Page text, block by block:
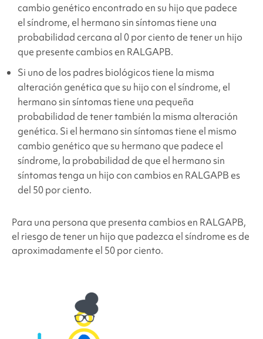
cambio genético encontrado en su hijo que padece
el síndrome, el hermano sin síntomas tiene una
probabilidad cercana al 0 por ciento de tener un hijo
que presente cambios en RALGAPB.
Si uno de los padres biológicos tiene la misma
alteración genética que su hijo con el síndrome, el
hermano sin síntomas tiene una pequeña
probabilidad de tener también la misma alteración
genética. Si el hermano sin síntomas tiene el mismo
cambio genético que su hermano que padece el
síndrome, la probabilidad de que el hermano sin
síntomas tenga un hijo con cambios en RALGAPB es
del 50 por ciento.
Para una persona que presenta cambios en RALGAPB,
el riesgo de tener un hijo que padezca el síndrome es de
aproximadamente el 50 por ciento.